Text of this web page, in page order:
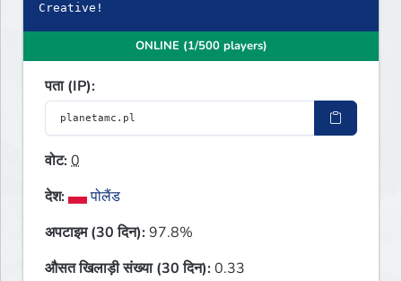
Creative!
ONLINE (1/500 players)
पता (IP):
वोट:0
देश:
पोलैंड
अपटाइम (30 दिन):97.8%
औसत खिलाड़ी संख्या (30 दिन):0.33